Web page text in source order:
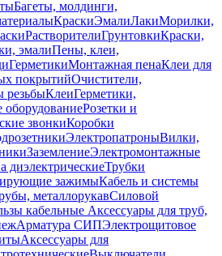
Багеты, молдинги,
КраскиЭмалиЛакиМорилки,
РастворителиГрунтовкиКраски,
эмалиПены, клеи,
ГерметикиМонтажная пенаКлеи для
покрытийОчистители,
резьбыКлеиГерметики,
Розетки и
звонкиКоробки
ЭлектропатроныВилки,
ЗаземлениеЭлектромонтажные
диэлектрическиеТрубки
зажимыКабель и системы
металлорукавСиловой
кабельные Аксессуары для труб,
Арматура СИПЭлектрощитовое
Аксессуары для